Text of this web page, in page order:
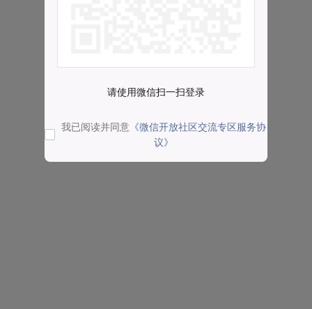
请使用微信扫一扫登录
我已阅读并同意 《微信开放社区交流专区服务协
议》